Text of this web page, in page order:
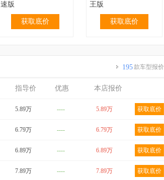
速版
获取底价
王版
获取底价
3.69万 无优惠
155km 圣代版
获取底价
3.69万
QQ冰淇淋 2024款
205km 圣代版
获取底价
195款车型报价
指导价 优惠 本店报价
5.89万 ---- 5.89万 获取底价
6.79万 ---- 6.79万 获取底价
6.89万 ---- 6.89万 获取底价
7.89万 ---- 7.89万 获取底价